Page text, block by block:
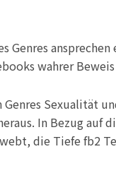
Genres
wahrer
Sexualität
In Bezug auf
die Tiefe fb2